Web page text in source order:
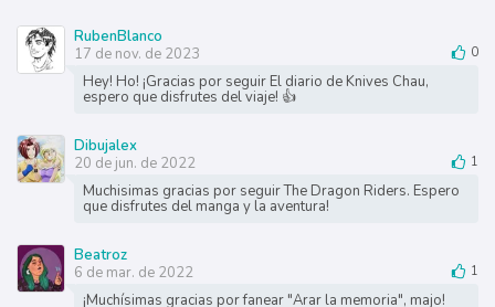
RubenBlanco
17 de nov. de 2023
0
Hey! Ho! ¡Gracias por seguir El diario de Knives Chau,
espero que disfrutes del viaje! 👍
Dibujalex
20 de jun. de 2022
1
Muchisimas gracias por seguir The Dragon Riders. Espero
que disfrutes del manga y la aventura!
Beatroz
6 de mar. de 2022
1
¡Muchísimas gracias por fanear "Arar la memoria", majo!